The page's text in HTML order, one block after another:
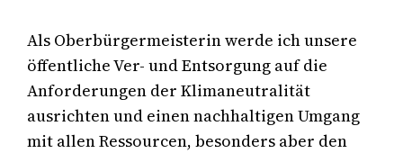
Als Oberbürgermeisterin werde ich unsere
öffentliche Ver- und Entsorgung auf die
Anforderungen der Klimaneutralität
ausrichten und einen nachhaltigen Umgang
mit allen Ressourcen, besonders aber den